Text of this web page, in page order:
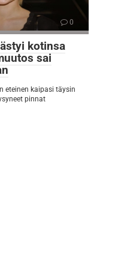
0
kotinsa
sai
eteinen kaipasi täysin
pinnat